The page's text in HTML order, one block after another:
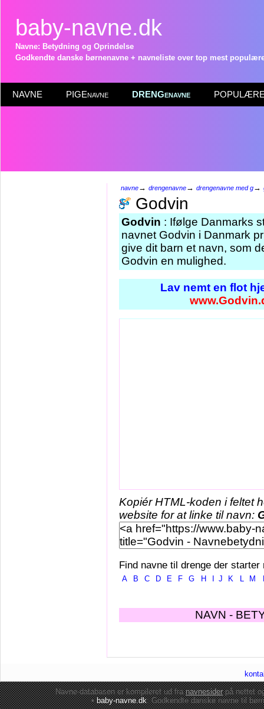
baby-navne.dk
Navne: Betydning og Oprindelse
Godkendte danske børnenavne + navneliste over top mest
NAVNE PIGEnavne DRENGenavne POPULÆRE
navne→ drengenavne→ drengenavne med g→
Godvin
Godvin : Ifølge Danmarks
navnet Godvin i Danmark
give dit barn et navn, som
Godvin en mulighed.
Lav nemt en flot
Kopiér HTML-koden i feltet
website for at linke til navn:
Find navne til drenge der starter
A B C D E F G H J K L M
NAVN -
Navne-databasen er kompileret ud franavnesiderpå nettet
•baby-navne.dk: Godkendte danskenavne til børn